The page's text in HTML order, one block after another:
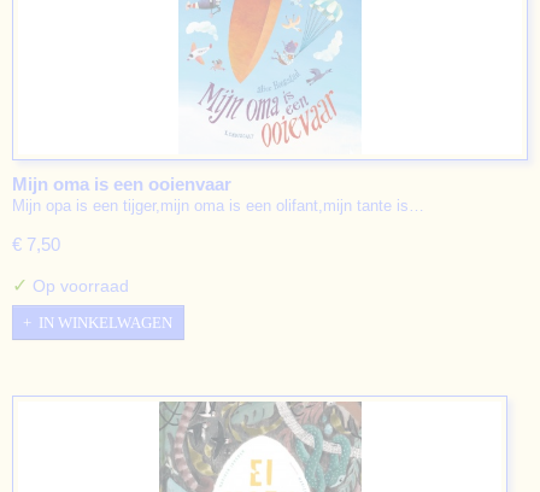
Mijn oma is een ooienvaar
Mijn opa is een tijger,mijn oma is een olifant,mijn tante is…
€ 7,50
✓ Op voorraad
IN WINKELWAGEN